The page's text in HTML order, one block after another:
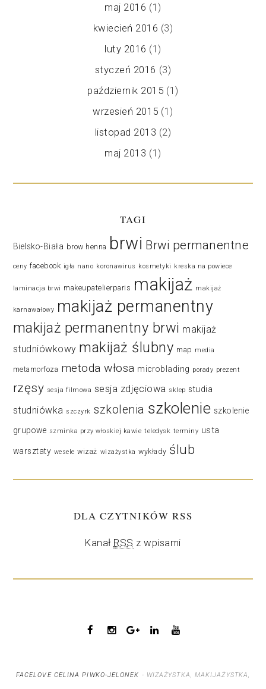
maj 2016 (1)
kwiecień 2016 (3)
luty 2016 (1)
styczeń 2016 (3)
październik 2015 (1)
wrzesień 2015 (1)
listopad 2013 (2)
maj 2013 (1)
TAGI
Bielsko-Biała brow henna brwi Brwi permanentne
ceny facebook igła nano koronawirus kosmetyki kreska na powiece
laminacja brwi makeupatelierparis makijaż makijaż
karnawałowy makijaż permanentny
makijaż permanentny brwi makijaż
studniówkowy makijaż ślubny map media
metamorfoza metoda włosa microblading porady prezent
rzęsy sesja filmowa sesja zdjęciowa sklep studia
studniówka szczyrk szkolenia szkolenie szkolenie
grupowe szminka przy włoskiej kawie teledysk terminy usta
warsztaty wesele wizaż wizażystka wykłady ślub
DLA CZYTNIKÓW RSS
Kanał RSS z wpisami
FACELOVE CELINA PIWKO-JELONEK - WIZAŻYSTKA, MAKIJAŻYSTKA,